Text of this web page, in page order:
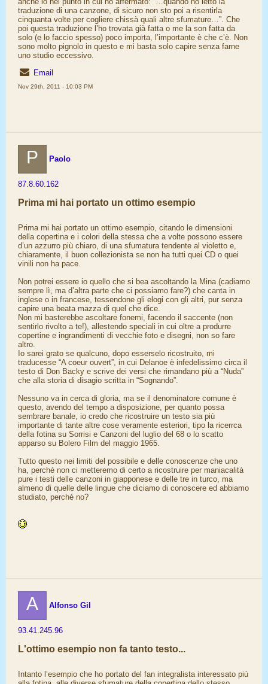
traduzione di una canzone, di sicuro non sto poi a risentirla
cinquanta volte per cogliere chissà quali altre sfumature…”. Che
poi questa traduzione l’ho trovata già fatta o me la son fatta da
solo (e lo faccio spesso) poco importa, l’importante è che c’è. Non
sono molto pignolo in questo e mi basta solo capire senza farne
uno studio eccessivo.
Email
Nov 29th, 2011 - 10:03 PM
P Paolo
87.8.60.162
Prima mi hai portato un ottimo esempio
Prima mi hai portato un ottimo esempio, citando le dimensioni
della copertina e i colori della stessa che a volte possono essere
d’un azzurro più chiaro, di una sfumatura tendente al violetto e,
chiaramente, il buon collezionista se non ha tutti quei CD o quei
vinili non ha pace.
Non potrei essere io quello che si bea ascoltando la Mina (cadiamo
sempre lì, ma d’altra parte che ci possiamo fare?) che canta in
inglese o in francese, tessendone gli elogi con gli altri, pur senza
capire una beata mazza di quel che dice.
Non mi basterebbe ascoltare fonemi, facendo il saccente (non
sentirlo rivolto a te!), allestendo speciali in cui oltre a produrre
copertine e ingrandimenti di vecchie foto e disegni, non so fare
altro.
Io sarei grato se qualcuno, dopo esserselo ricostruito, mi
traducesse “A coeur ouvert”, in cui Delanoe è infedelissimo circa il
testo di Don Backy e scrive dei versi che rimandano più a “Nuda”
che alla storia di disagio scritta in “Sognando”.
Nessuno va in cerca di gloria, ma se il denominatore comune è
questo, avendo del tempo a disposizione, per quanto possa
sembrare banale, io credo che ricostruire un testo sia più
importante di tante altre cose veramente esteriori, tipo la ricerrca
della fotina su Sorrisi e Canzoni del luglio del 68 o lo scatto
apparso su Bolero Film del maggio 1965.
Tutto questo nei limiti del possibile e delle conoscenze che uno
ha, perché non ci metteremo di certo a ricostruire per maniacalità
pure i testi delle canzoni in giapponese e delle tre in turco, ma
almeno di quelle delle lingue che diciamo di conoscere ed abbiamo
studiato, perché no?
A Alfonso Gil
93.41.245.96
L'ottimo esempio non fa tanto testo...
Intanto l’esempio che ho portato del fan integralista interessato più